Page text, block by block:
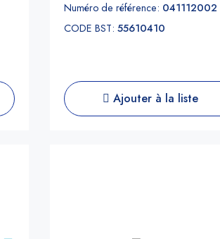
Numéro de référence: 041112002
CODE BST: 55610410
Ajouter à la liste